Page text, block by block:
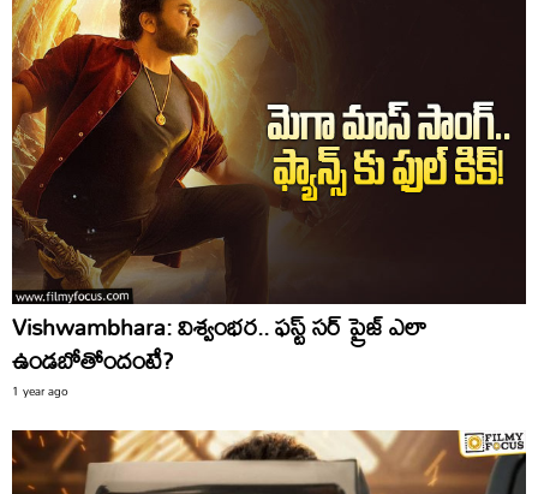
Vishwambhara: విశ్వంభర.. ఫస్ట్ సర్ ప్రైజ్ ఎలా
ఉండబోతోందంటే?
1 year ago